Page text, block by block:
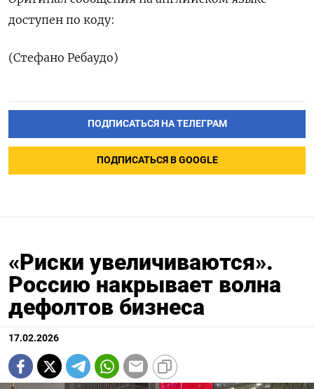
доступен по коду:
(Стефано Ребаудо)
ПОДПИСАТЬСЯ НА ТЕЛЕГРАМ
ПОДПИСАТЬСЯ В GOOGLE
«Риски увеличиваются».
Россию накрывает волна
дефолтов бизнеса
17.02.2026